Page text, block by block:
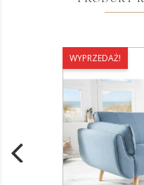
WYPRZEDAŻ!